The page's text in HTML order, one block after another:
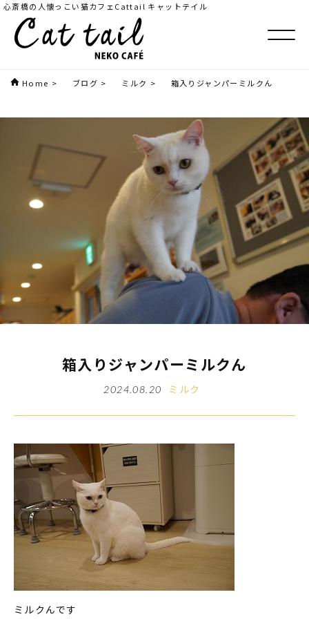
心斎橋の人懐っこい猫カフェCattail キャットテイル
Home > ブログ > ミルク > 箱入りジャンパーミルクん
箱入りジャンパーミルクん
2024.08.20 ミルク
ミルクんです